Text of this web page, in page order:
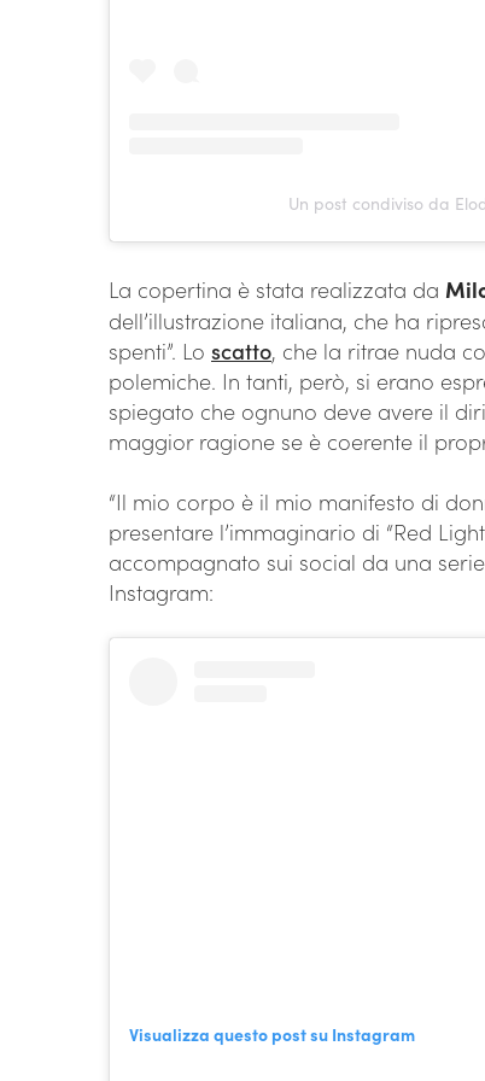
Un post condiviso da
La copertina è stata realizzata da
dell’illustrazione italiana, che ha
spenti”. Lo scatto, che la ritrae nuda
polemiche. In tanti, però, si erano
spiegato che ognuno deve avere il
maggior ragione se è coerente il
“Il mio corpo è il mio manifesto di
presentare l’immaginario di “Red
accompagnato sui social da una
Instagram:
Visualizza questo post su Instagram